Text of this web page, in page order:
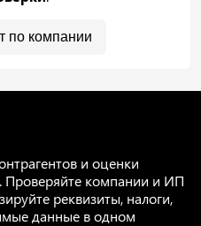
по компании
и оценки
Проверяйте компании и ИП
реквизиты, налоги,
данные в одном